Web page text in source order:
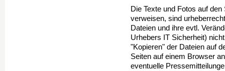
Die Texte und Fotos auf
verweisen, sind
Dateien und ihre evtl.
Urhebers IT Sicherheit)
"Kopieren" der Dateien auf
Seiten auf einem Browser
eventuelle